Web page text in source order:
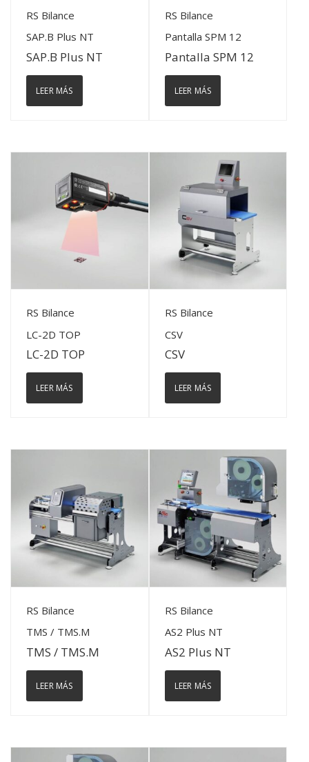
View Details
RS Bilance
SAP.B Plus NT
SAP.B Plus NT
LEER MÁS
View Details
RS Bilance
Pantalla SPM 12
Pantalla SPM 12
LEER MÁS
View Details
RS Bilance
LC-2D TOP
LC-2D TOP
LEER MÁS
View Details
RS Bilance
CSV
CSV
LEER MÁS
View Details
RS Bilance
TMS / TMS.M
TMS / TMS.M
LEER MÁS
View Details
RS Bilance
AS2 Plus NT
AS2 Plus NT
LEER MÁS